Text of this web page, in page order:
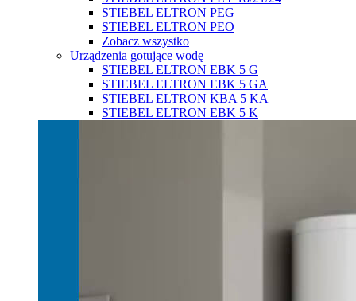
STIEBEL ELTRON PEG
STIEBEL ELTRON PEO
Zobacz wszystko
Urządzenia gotujące wodę
STIEBEL ELTRON EBK 5 G
STIEBEL ELTRON EBK 5 GA
STIEBEL ELTRON KBA 5 KA
STIEBEL ELTRON EBK 5 K